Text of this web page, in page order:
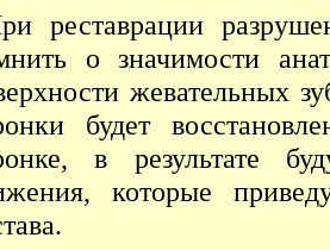
реставрации
о значимости
жевательных
будет
в результате
которые